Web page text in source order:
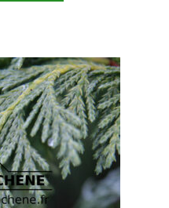
auf.
Die
Optionen
können
auf
der
Produktseite